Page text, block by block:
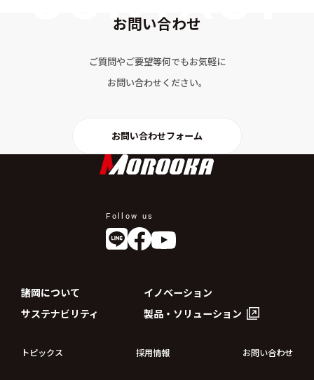
お問い合わせ
ご質問やご要望等何でもお気軽に
お問い合わせください。
お問い合わせフォーム
Follow us
諸岡について
イノベーション
サステナビリティ
製品・ソリューション
トピックス 採用情報 お問い合わせ